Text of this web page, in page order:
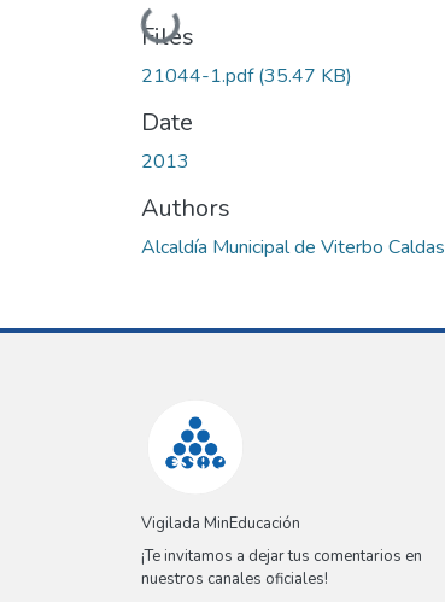
Loading...
Files
21044-1.pdf(35.47 KB)
Date
2013
Authors
Alcaldía Municipal de Viterbo Caldas
Vigilada MinEducación
¡Te invitamos a dejar tus comentarios en
nuestros canales oficiales!